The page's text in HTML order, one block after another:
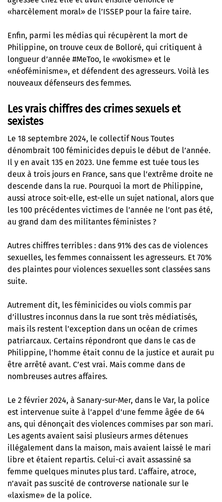
«harcèlement moral» de l’ISSEP pour la faire taire.
Enfin, parmi les médias qui récupèrent la mort de
Philippine, on trouve ceux de Bolloré, qui critiquent à
longueur d’année #MeToo, le «wokisme» et le
«néoféminisme», et défendent des agresseurs. Voilà les
nouveaux défenseurs des femmes.
Les vrais chiffres des crimes sexuels et
sexistes
Le 18 septembre 2024, le collectif Nous Toutes
dénombrait 100 féminicides depuis le début de l’année.
Il y en avait 135 en 2023. Une femme est tuée tous les
deux à trois jours en France, sans que l’extrême droite ne
descende dans la rue. Pourquoi la mort de Philippine,
aussi atroce soit-elle, est-elle un sujet national, alors que
les 100 précédentes victimes de l’année ne l’ont pas été,
au grand dam des militantes féministes ?
Autres chiffres terribles : dans 91% des cas de violences
sexuelles, les femmes connaissent les agresseurs. Et 70%
des plaintes pour violences sexuelles sont classées sans
suite.
Autrement dit, les féminicides ou viols commis par
d’illustres inconnus dans la rue sont très médiatisés,
mais ils restent l’exception dans un océan de crimes
patriarcaux. Certains répondront que dans le cas de
Philippine, l’homme était connu de la justice et aurait pu
être arrêté avant. C’est vrai. Mais comme dans de
nombreuses autres affaires.
Le 2 février 2024, à Sanary-sur-Mer, dans le Var, la police
est intervenue suite à l’appel d’une femme âgée de 64
ans, qui dénonçait des violences commises par son mari.
Les agents avaient saisi plusieurs armes détenues
illégalement dans la maison, mais avaient laissé le mari
libre et étaient repartis. Celui-ci avait assassiné sa
femme quelques minutes plus tard. L’affaire, atroce,
n’avait pas suscité de controverse nationale sur le
«laxisme» de la police.